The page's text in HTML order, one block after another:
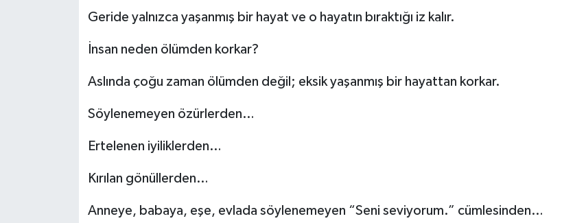
Geride yalnızca yaşanmış bir hayat ve o hayatın bıraktığı iz kalır.
İnsan neden ölümden korkar?
Aslında çoğu zaman ölümden değil; eksik yaşanmış bir hayattan korkar.
Söylenemeyen özürlerden…
Ertelenen iyiliklerden…
Kırılan gönüllerden…
Anneye, babaya, eşe, evlada söylenemeyen “Seni seviyorum.” cümlesinden…